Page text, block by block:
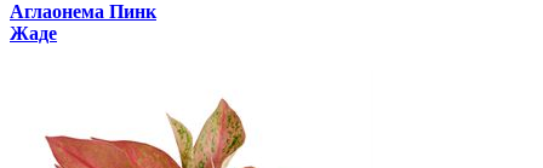
Аглаонема Пинк
Жаде